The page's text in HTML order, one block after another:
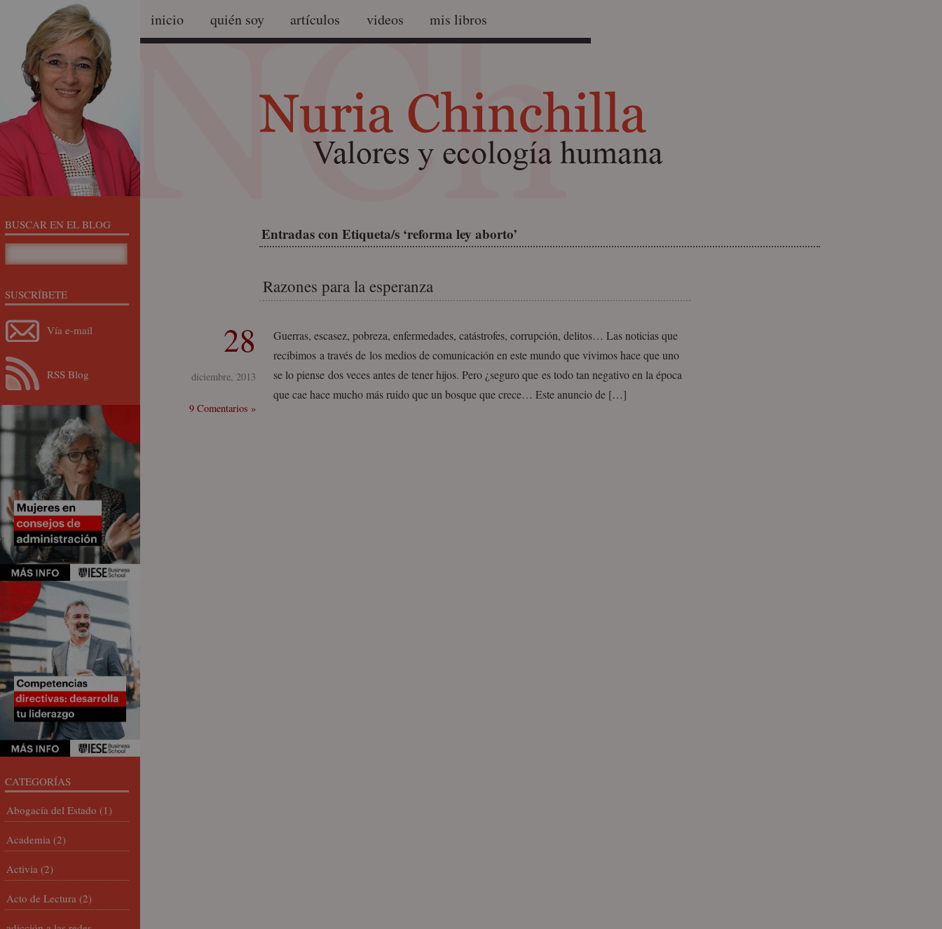
inicio quién soy artículos videos mis libros
Entradas con Etiqueta/s ‘reforma ley aborto’
Razones para la esperanza
28
diciembre, 2013
9 Comentarios »
Guerras, escasez, pobreza, enfermedades, catástrofes, corrupción, delitos… Las noticias que
recibimos a través de los medios de comunicación en este mundo que vivimos hace que uno
se lo piense dos veces antes de tener hijos. Pero ¿seguro que es todo tan negativo en la época
que cae hace mucho más ruido que un bosque que crece… Este anuncio de […]
BUSCAR EN EL BLOG
SUSCRÍBETE
Vía e-mail
RSS Blog
CATEGORÍAS
Abogacía del Estado (1)
Academia (2)
Activia (2)
Acto de Lectura (2)